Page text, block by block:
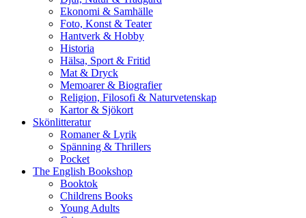
Ekonomi & Samhälle
Foto, Konst & Teater
Hantverk & Hobby
Historia
Hälsa, Sport & Fritid
Mat & Dryck
Memoarer & Biografier
Religion, Filosofi & Naturvetenskap
Kartor & Sjökort
Skönlitteratur
Romaner & Lyrik
Spänning & Thrillers
Pocket
The English Bookshop
Booktok
Childrens Books
Young Adults